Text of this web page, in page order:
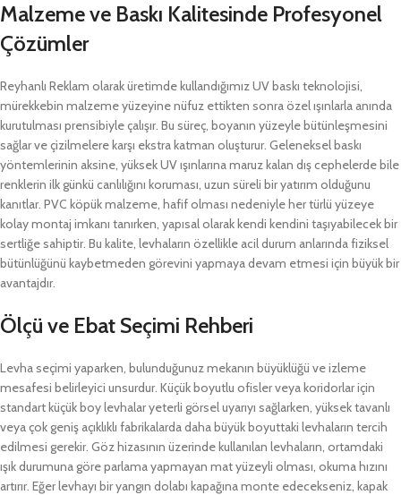
Malzeme ve Baskı Kalitesinde Profesyonel
Çözümler
Reyhanlı Reklam olarak üretimde kullandığımız UV baskı teknolojisi,
mürekkebin malzeme yüzeyine nüfuz ettikten sonra özel ışınlarla anında
kurutulması prensibiyle çalışır. Bu süreç, boyanın yüzeyle bütünleşmesini
sağlar ve çizilmelere karşı ekstra katman oluşturur. Geleneksel baskı
yöntemlerinin aksine, yüksek UV ışınlarına maruz kalan dış cephelerde bile
renklerin ilk günkü canlılığını koruması, uzun süreli bir yatırım olduğunu
kanıtlar. PVC köpük malzeme, hafif olması nedeniyle her türlü yüzeye
kolay montaj imkanı tanırken, yapısal olarak kendi kendini taşıyabilecek bir
sertliğe sahiptir. Bu kalite, levhaların özellikle acil durum anlarında fiziksel
bütünlüğünü kaybetmeden görevini yapmaya devam etmesi için büyük bir
avantajdır.
Ölçü ve Ebat Seçimi Rehberi
Levha seçimi yaparken, bulunduğunuz mekanın büyüklüğü ve izleme
mesafesi belirleyici unsurdur. Küçük boyutlu ofisler veya koridorlar için
standart küçük boy levhalar yeterli görsel uyarıyı sağlarken, yüksek tavanlı
veya çok geniş açıklıklı fabrikalarda daha büyük boyuttaki levhaların tercih
edilmesi gerekir. Göz hizasının üzerinde kullanılan levhaların, ortamdaki
ışık durumuna göre parlama yapmayan mat yüzeyli olması, okuma hızını
artırır. Eğer levhayı bir yangın dolabı kapağına monte edecekseniz, kapak